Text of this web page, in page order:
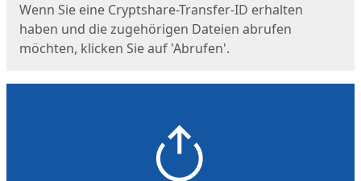
Wenn Sie eine Cryptshare-Transfer-ID erhalten
haben und die zugehörigen Dateien abrufen
möchten, klicken Sie auf 'Abrufen'.